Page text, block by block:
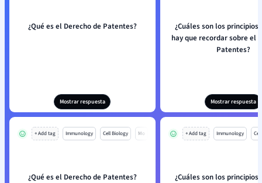
¿Qué es el Derecho de Patentes?
Mostrar respuesta
¿Cuáles son los principios
hay que recordar sobre el
Patentes?
Mostrar respuesta
+ Add tag Immunology Cell Biology Mo
¿Qué es el Derecho de Patentes?
+ Add tag Immunology
¿Cuáles son los principios